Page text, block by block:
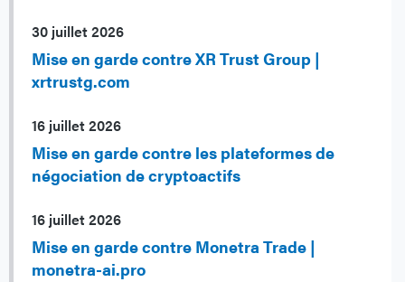
30 juillet 2026
Mise en garde contre XR Trust Group |
xrtrustg.com
16 juillet 2026
Mise en garde contre les plateformes de
négociation de cryptoactifs
16 juillet 2026
Mise en garde contre Monetra Trade |
monetra-ai.pro